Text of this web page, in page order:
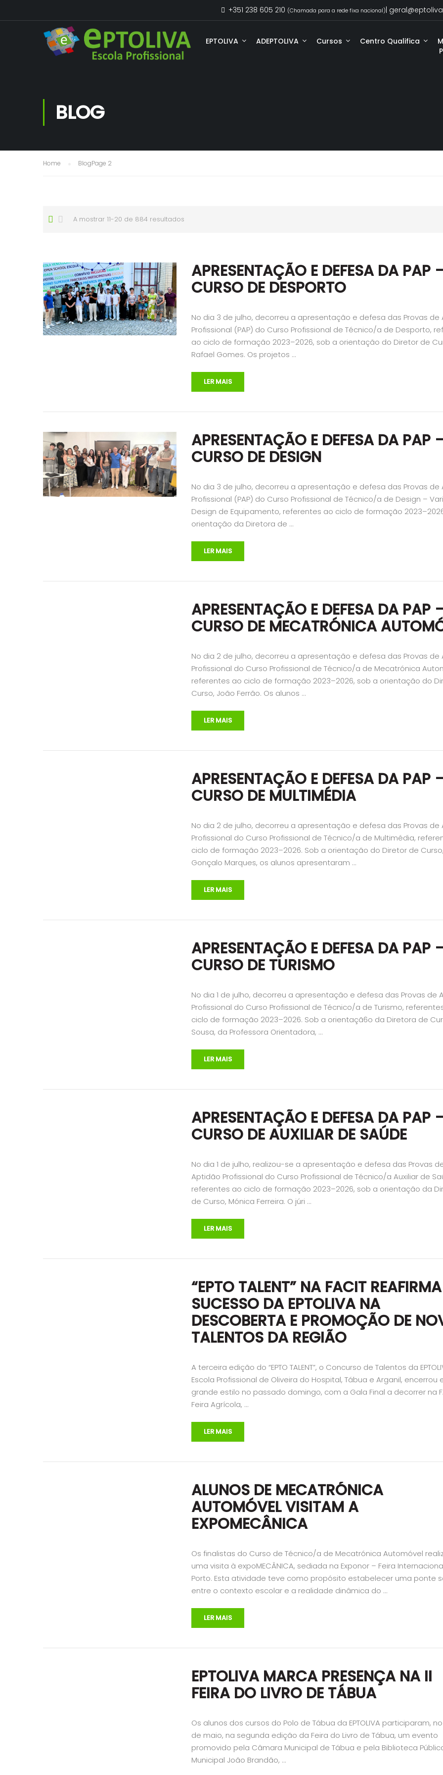
+351 238 605 210 (Chamada para a rede fixa nacional) |
EPTOLIVA ADEPTOLIVA Cursos Centro Qualifica
BLOG
Home BlogPage 2
A mostrar 11-20 de 884 resultados
APRESENTAÇÃO E DEFESA DA PAP
CURSO DE DESPORTO
No dia 3 de julho, decorreu a apresentação e defesa das Provas de
Profissional (PAP) do Curso Profissional de Técnico/a de Desporto,
ao ciclo de formação 2023–2026, sob a orientação do Diretor de
Rafael Gomes. Os projetos …
LER MAIS
APRESENTAÇÃO E DEFESA DA PAP
CURSO DE DESIGN
No dia 3 de julho, decorreu a apresentação e defesa das Provas de
Profissional (PAP) do Curso Profissional de Técnico/a de Design –
Design de Equipamento, referentes ao ciclo de formação
orientação da Diretora de …
LER MAIS
APRESENTAÇÃO E DEFESA DA PAP
CURSO DE MECATRÓNICA
No dia 2 de julho, decorreu a apresentação e defesa das Provas de
Profissional do Curso Profissional de Técnico/a de Mecatrónica
referentes ao ciclo de formação 2023–2026, sob a orientação do
Curso, João Ferrão. Os alunos …
LER MAIS
APRESENTAÇÃO E DEFESA DA PAP
CURSO DE MULTIMÉDIA
No dia 2 de julho, decorreu a apresentação e defesa das Provas de
Profissional do Curso Profissional de Técnico/a de Multimédia,
ciclo de formação 2023–2026. Sob a orientação do Diretor de Curso,
Gonçalo Marques, os alunos apresentaram …
LER MAIS
APRESENTAÇÃO E DEFESA DA PAP
CURSO DE TURISMO
No dia 1 de julho, decorreu a apresentação e defesa das Provas de
Profissional do Curso Profissional de Técnico/a de Turismo,
ciclo de formação 2023–2026. Sob a orientaçã6o da Diretora de
Sousa, da Professora Orientadora, …
LER MAIS
APRESENTAÇÃO E DEFESA DA PAP
CURSO DE AUXILIAR DE SAÚDE
No dia 1 de julho, realizou-se a apresentação e defesa das Provas
Aptidão Profissional do Curso Profissional de Técnico/a Auxiliar de
referentes ao ciclo de formação 2023–2026, sob a orientação da
de Curso, Mónica Ferreira. O júri …
LER MAIS
“EPTO TALENT” NA FACIT REAFIRMA
SUCESSO DA EPTOLIVA NA
DESCOBERTA E PROMOÇÃO DE
TALENTOS DA REGIÃO
A terceira edição do “EPTO TALENT”, o Concurso de Talentos da
Escola Profissional de Oliveira do Hospital, Tábua e Arganil, encerrou
grande estilo no passado domingo, com a Gala Final a decorrer na
Feira Agrícola, …
LER MAIS
ALUNOS DE MECATRÓNICA
AUTOMÓVEL VISITAM A
EXPOMECÂNICA
Os finalistas do Curso de Técnico/a de Mecatrónica Automóvel
uma visita à expoMECÂNICA, sediada na Exponor – Feira
Porto. Esta atividade teve como propósito estabelecer uma ponte
entre o contexto escolar e a realidade dinâmica do …
LER MAIS
EPTOLIVA MARCA PRESENÇA NA II
FEIRA DO LIVRO DE TÁBUA
Os alunos dos cursos do Polo de Tábua da EPTOLIVA participaram,
de maio, na segunda edição da Feira do Livro de Tábua, um evento
promovido pela Câmara Municipal de Tábua e pela Biblioteca
Municipal João Brandão, …